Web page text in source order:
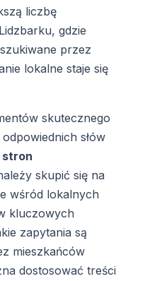
liczbę
gdzie
przez
lokalne staje się
skutecznego
słów
stron
skupić się na
wśród lokalnych
kluczowych
zapytania są
mieszkańców
dostosować treści